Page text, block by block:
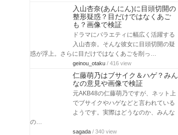
入山杏奈(あんにん)に目頭切開の
整形疑惑？目だけではなくあご
も？画像で検証
ドラマにバラエティに幅広く活躍する
入山杏奈。そんな彼女に目頭切開の疑
惑が浮上。さらに目だけではなくあごを削っ…
geinou_otaku / 416 view
仁藤萌乃はブサイク＆ハゲ？みん
なの意見や画像で検証
元AKB48の仁藤萌乃ですが、ネット上
でブサイクやハゲなどと言われている
ようです。実際はどうなのか、みんな
の…
sagada / 340 view